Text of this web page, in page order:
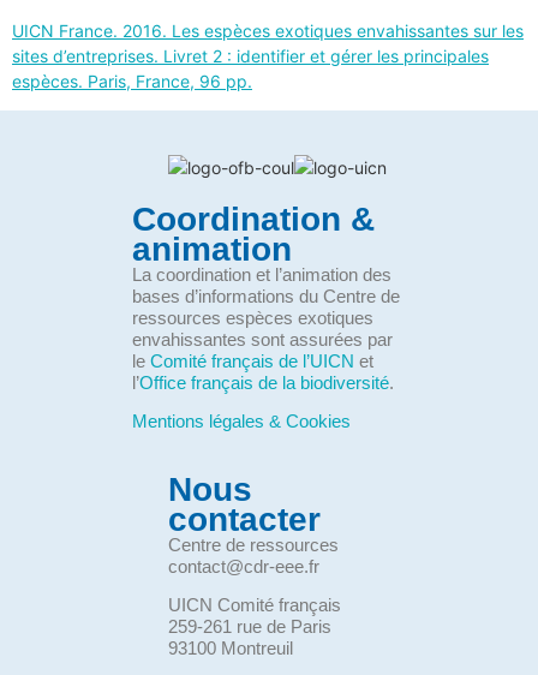
UICN France. 2016. Les espèces exotiques envahissantes sur les
sites d’entreprises. Livret 2 : identifier et gérer les principales
espèces. Paris, France, 96 pp.
Coordination &
animation
La coordination et l’animation des
bases d’informations du Centre de
ressources espèces exotiques
envahissantes sont assurées par
le Comité français de l’UICN et
l’Office français de la biodiversité.
Mentions légales & Cookies
Nous
contacter
Centre de ressources
contact@cdr-eee.fr
UICN Comité français
259-261 rue de Paris
93100 Montreuil